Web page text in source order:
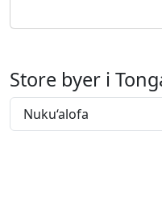
Store byer i
Nuku‘alofa